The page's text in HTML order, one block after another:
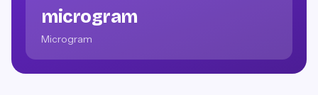
microgram
Microgram